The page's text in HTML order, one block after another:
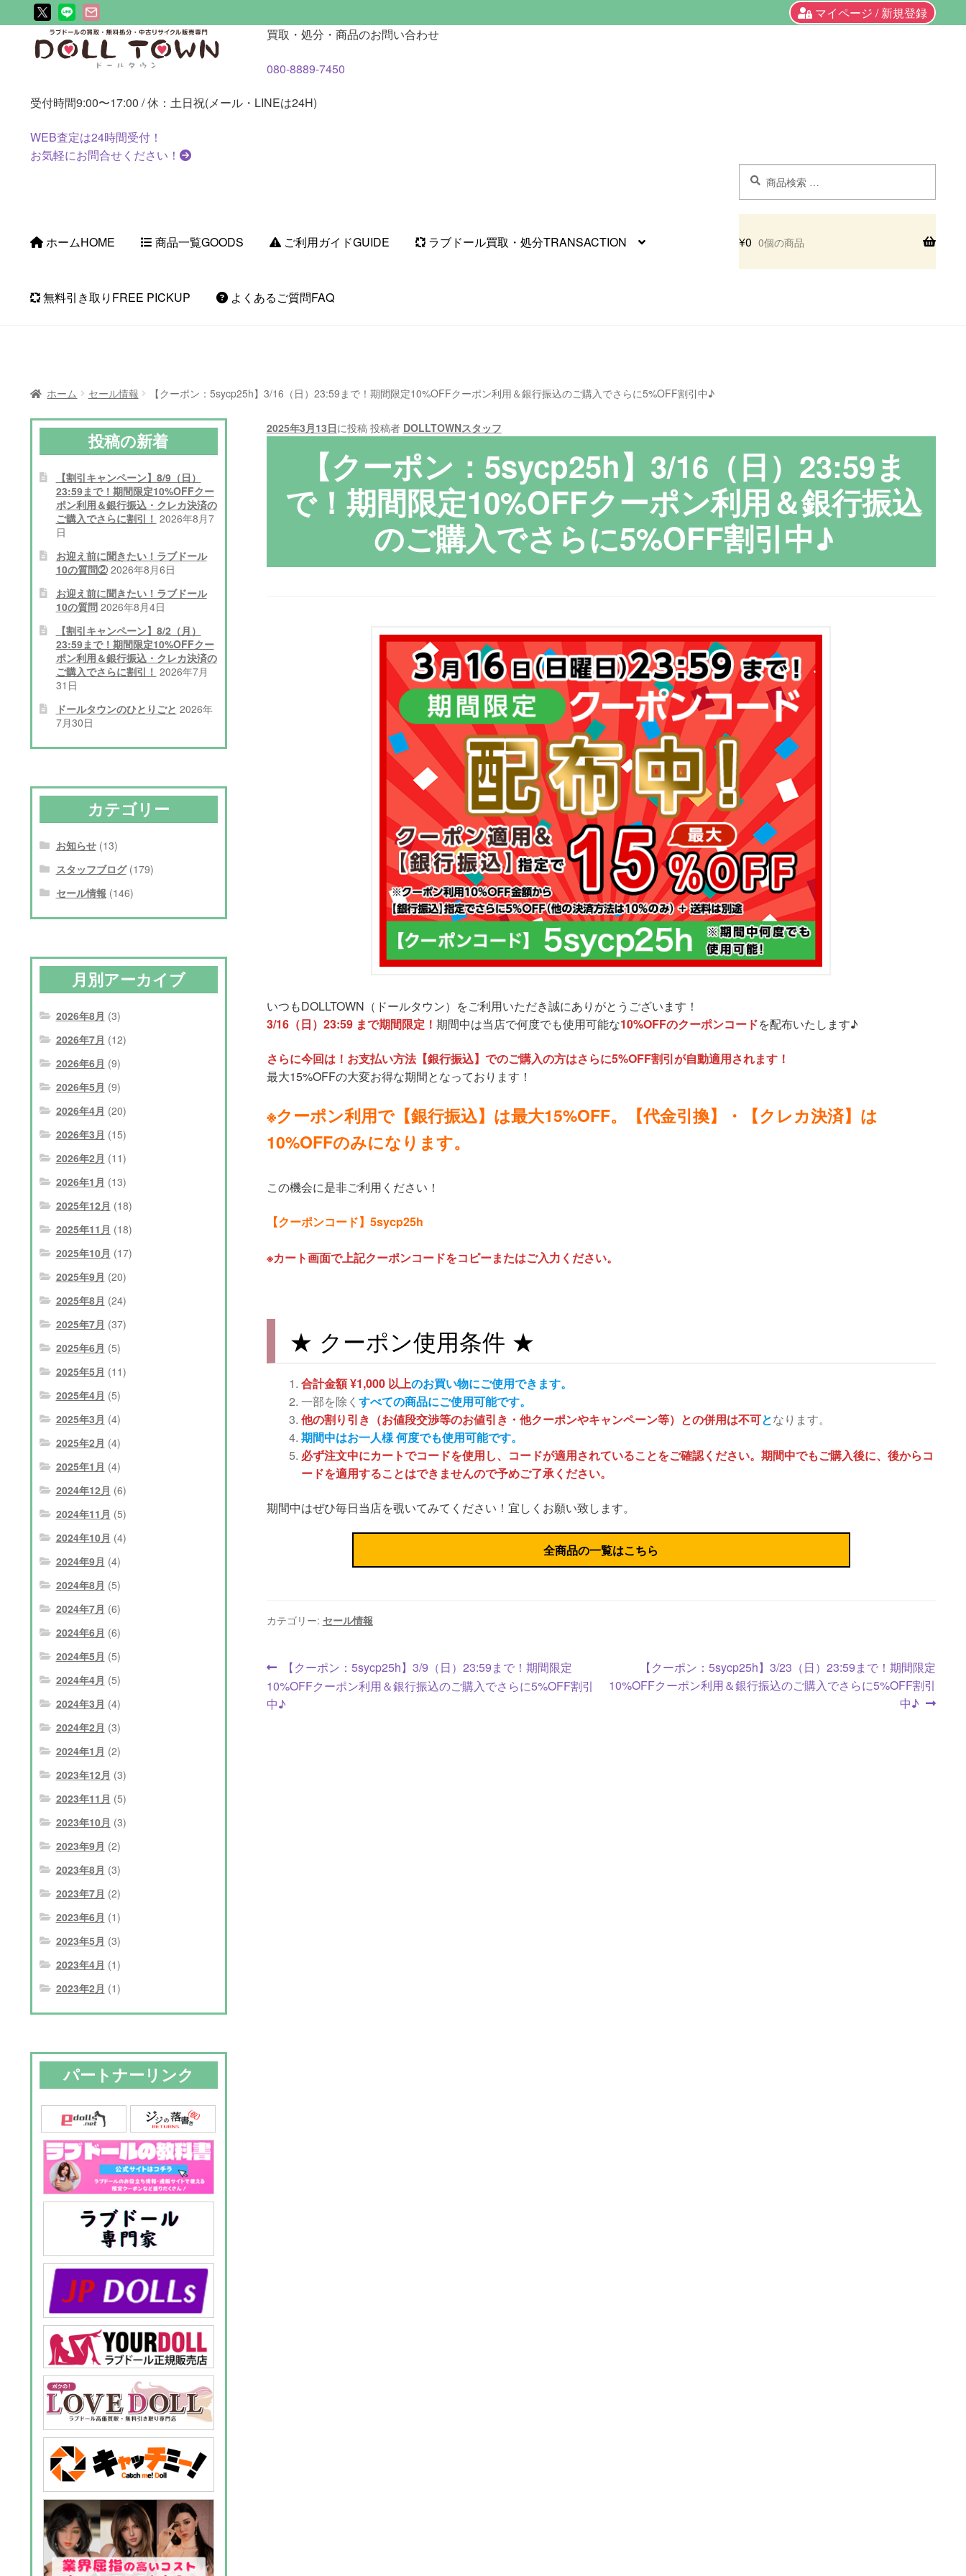
マイページ / 新規登録
ビ
シ
ン
へ
ン
ツ
ス
キ
買取・処分・商品のお問い合わせ
080-8889-7450
受付時間9:00〜17:00 / 休：土日祝(メール・LINEは24H)
WEB査定は24時間受付！
お気軽にお問合せください！
対
象:
ホームHOME 商品一覧GOODS ご利用ガイドGUIDE ラブドール買取・処分TRANSACTION
無料引き取り FREE PICKUP よくあるご質問FAQ
¥0 0個の商品
ホーム セール情報 【クーポン：5sycp25h】3/16（日）23:59まで！期間限定10%OFFクーポン利用＆銀行振込のご購入でさらに5%OFF割引中♪
2025年3月13日に投稿 投稿者 DOLLTOWNスタッフ
【クーポン：5sycp25h】3/16（日）23:59ま
で！期間限定10%OFFクーポン利用＆銀行振込
のご購入でさらに5%OFF割引中♪
いつもDOLLTOWN（ドールタウン）をご利用いただき誠にありがとうございます！
3/16（日）23:59 まで期間限定！ 期間中は当店で何度でも使用可能な10%OFFのクーポンコードを配布いたします♪
さらに今回は！お支払い方法【銀行振込】でのご購入の方はさらに5%OFF割引が自動適用されます！
最大15%OFFの大変お得な期間となっております！
※クーポン利用で【銀行振込】は最大15%OFF。【代金引換】・【クレカ決済】は
10%OFFのみになります。
この機会に是非ご利用ください！
【クーポンコード】5sycp25h
※カート画面で上記クーポンコードをコピーまたはご入力ください。
★ クーポン使用条件 ★
合計金額 ¥1,000 以上のお買い物にご使用できます。
一部を除く すべての商品にご使用可能です。
他の割り引き（お値段交渉等のお値引き・他クーポンやキャンペーン等）との併用は不可となります。
期間中はお一人様 何度でも使用可能です。
必ず注文中にカートでコードを使用し、コードが適用されていることをご確認ください。期間中でもご購入後に、後からコ
ードを適用することはできませんので予めご了承ください。
期間中はぜひ毎日当店を覗いてみてください！宜しくお願い致します。
全商品の一覧はこちら
カテゴリー: セール情報
投
稿
前
の
投
【クーポン：5sycp25h】3/9（日）23:59まで！期間限定
10%OFFクーポン利用＆銀行振込のご購入でさらに5%OFF割引
中♪
次
の
【クーポン：5sycp25h】3/23（日）23:59まで！期間限定
10%OFFクーポン利用＆銀行振込のご購入でさらに5%OFF割引
中♪
投稿の新着
【割引キャンペーン】8/9（日）
23:59まで！期間限定10%OFFクー
ポン利用＆銀行振込・クレカ決済の
ご購入でさらに割引！ 2026年8月7
日
お迎え前に聞きたい！ラブドール
10の質問② 2026年8月6日
お迎え前に聞きたい！ラブドール
10の質問 2026年8月4日
【割引キャンペーン】8/2（月）
23:59まで！期間限定10%OFFクー
ポン利用＆銀行振込・クレカ決済の
ご購入でさらに割引！ 2026年7月
31日
ドールタウンのひとりごと 2026年
7月30日
カテゴリー
お知らせ(13)
スタッフブログ(179)
セール情報 (146)
月別アーカイブ
2026年8月 (3)
2026年7月 (12)
2026年6月 (9)
2026年5月 (9)
2026年4月 (20)
2026年3月 (15)
2026年2月 (11)
2026年1月 (13)
2025年12月 (18)
2025年11月 (18)
2025年10月 (17)
2025年9月 (20)
2025年8月 (24)
2025年7月 (37)
2025年6月 (5)
2025年5月 (11)
2025年4月 (5)
2025年3月 (4)
2025年2月 (4)
2025年1月 (4)
2024年12月 (6)
2024年11月 (5)
2024年10月 (4)
2024年9月 (4)
2024年8月 (5)
2024年7月 (6)
2024年6月 (6)
2024年5月 (5)
2024年4月 (5)
2024年3月 (4)
2024年2月 (3)
2024年1月 (2)
2023年12月 (3)
2023年11月 (5)
2023年10月 (3)
2023年9月 (2)
2023年8月 (3)
2023年7月 (2)
2023年6月 (1)
2023年5月 (3)
2023年4月 (1)
2023年2月 (1)
パートナーリンク